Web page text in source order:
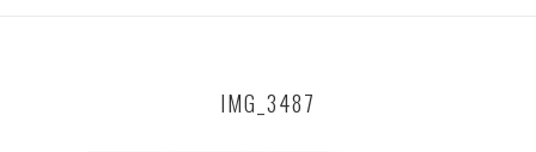
IMG_3487